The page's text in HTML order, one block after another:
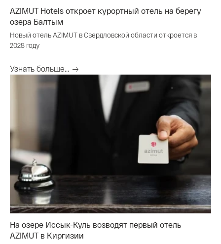
AZIMUT Hotels откроет курортный отель на берегу
озера Балтым
Новый отель AZIMUT в Свердловской области откроется в
2028 году
Узнать больше...
На озере Иссык-Куль возводят первый отель
AZIMUT в Киргизии